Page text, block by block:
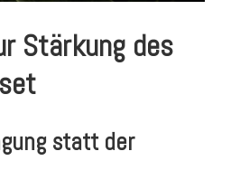
Stärkung des
statt der